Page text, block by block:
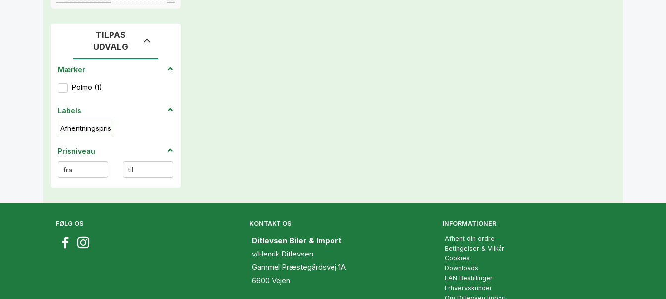
TILPAS
UDVALG
Mærker
Polmo (1)
Labels
Afhentningspris
Prisniveau
FØLG OS KONTAKT OS
Ditlevsen Biler & Import
v/Henrik Ditlevsen
Gammel Præstegårdsvej 1A
6600 Vejen
INFORMATIONER
Afhent din ordre
Betingelser & Vilkår
Cookies
Downloads
EAN Bestillinger
Erhvervskunder